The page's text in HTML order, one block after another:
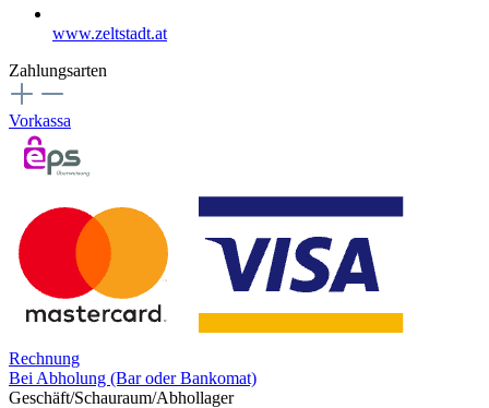
www.zeltstadt.at
Zahlungsarten
Vorkassa
Rechnung
Bei Abholung (Bar oder Bankomat)
Geschäft/Schauraum/Abhollager